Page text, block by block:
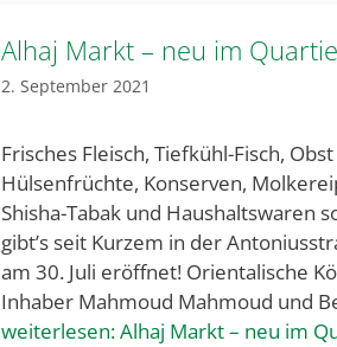
Alhaj Markt – neu im
2. September 2021
Frisches Fleisch, Tiefkühl-Fisch,
Hülsenfrüchte, Konserven,
Shisha-Tabak und Haushaltswaren
gibt’s seit Kurzem in der
am 30. Juli eröffnet! Orientalische
Inhaber Mahmoud Mahmoud und
weiterlesen:Alhaj Markt – neu im